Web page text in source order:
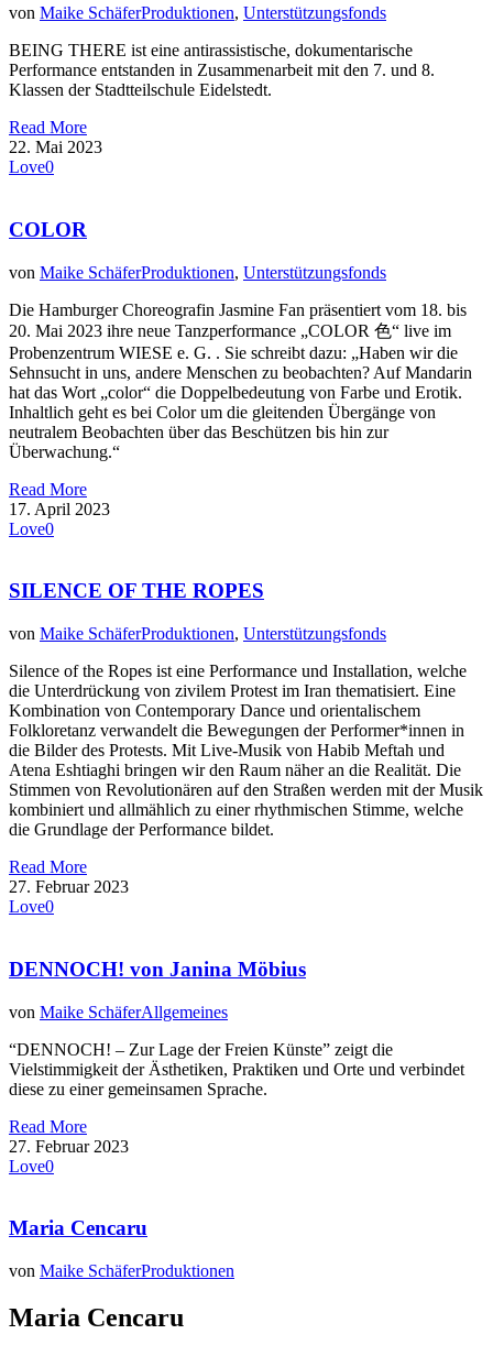
von Maike SchäferProduktionen, Unterstützungsfonds
BEING THERE ist eine antirassistische, dokumentarische
Performance entstanden in Zusammenarbeit mit den 7. und 8.
Klassen der Stadtteilschule Eidelstedt.
Read More
22. Mai 2023
Love0
COLOR
von Maike SchäferProduktionen, Unterstützungsfonds
Die Hamburger Choreografin Jasmine Fan präsentiert vom 18. bis
20. Mai 2023 ihre neue Tanzperformance „COLOR 色“ live im
Probenzentrum WIESE e. G. . Sie schreibt dazu: „Haben wir die
Sehnsucht in uns, andere Menschen zu beobachten? Auf Mandarin
hat das Wort „color“ die Doppelbedeutung von Farbe und Erotik.
Inhaltlich geht es bei Color um die gleitenden Übergänge von
neutralem Beobachten über das Beschützen bis hin zur
Überwachung.“
Read More
17. April 2023
Love0
SILENCE OF THE ROPES
von Maike SchäferProduktionen, Unterstützungsfonds
Silence of the Ropes ist eine Performance und Installation, welche
die Unterdrückung von zivilem Protest im Iran thematisiert. Eine
Kombination von Contemporary Dance und orientalischem
Folkloretanz verwandelt die Bewegungen der Performer*innen in
die Bilder des Protests. Mit Live-Musik von Habib Meftah und
Atena Eshtiaghi bringen wir den Raum näher an die Realität. Die
Stimmen von Revolutionären auf den Straßen werden mit der Musik
kombiniert und allmählich zu einer rhythmischen Stimme, welche
die Grundlage der Performance bildet.
Read More
27. Februar 2023
Love0
DENNOCH! von Janina Möbius
von Maike SchäferAllgemeines
“DENNOCH! – Zur Lage der Freien Künste” zeigt die
Vielstimmigkeit der Ästhetiken, Praktiken und Orte und verbindet
diese zu einer gemeinsamen Sprache.
Read More
27. Februar 2023
Love0
Maria Cencaru
von Maike SchäferProduktionen
Maria Cencaru